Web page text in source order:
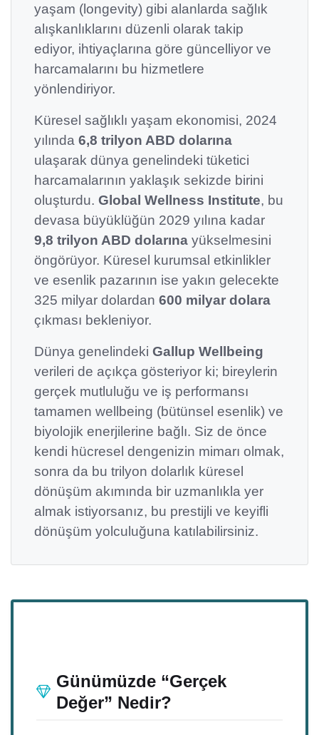
yaşam (longevity) gibi alanlarda sağlık
alışkanlıklarını düzenli olarak takip
ediyor, ihtiyaçlarına göre güncelliyor ve
harcamalarını bu hizmetlere
yönlendiriyor.
Küresel sağlıklı yaşam ekonomisi, 2024
yılında 6,8 trilyon ABD dolarına
ulaşarak dünya genelindeki tüketici
harcamalarının yaklaşık sekizde birini
oluşturdu. Global Wellness Institute, bu
devasa büyüklüğün 2029 yılına kadar
9,8 trilyon ABD dolarına yükselmesini
öngörüyor. Küresel kurumsal etkinlikler
ve esenlik pazarının ise yakın gelecekte
325 milyar dolardan 600 milyar dolara
çıkması bekleniyor.
Dünya genelindeki Gallup Wellbeing
verileri de açıkça gösteriyor ki; bireylerin
gerçek mutluluğu ve iş performansı
tamamen wellbeing (bütünsel esenlik) ve
biyolojik enerjilerine bağlı. Siz de önce
kendi hücresel dengenizin mimarı olmak,
sonra da bu trilyon dolarlık küresel
dönüşüm akımında bir uzmanlıkla yer
almak istiyorsanız, bu prestijli ve keyifli
dönüşüm yolculuğuna katılabilirsiniz.
Günümüzde “Gerçek
Değer” Nedir?